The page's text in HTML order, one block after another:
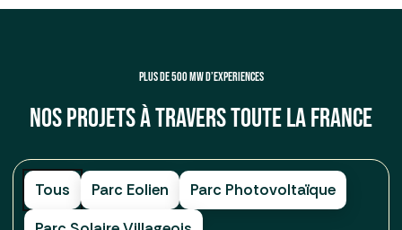
PLUS DE 500 MW D’EXPERIENCES
Nos projets à travers toute la France
Tous Parc Eolien
Parc Photovoltaïque